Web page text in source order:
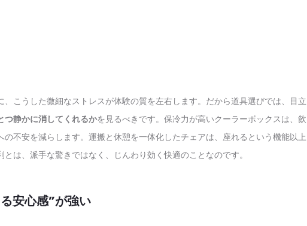
こうした微細なストレスが体験の質を左右します。だから道具選びでは、目立
つ静かに消してくれるかを見るべきです。保冷力が高いクーラーボックスは、飲
不安を減らします。運搬と休憩を一体化したチェアは、座れるという機能以上
は、派手な驚きではなく、じんわり効く快適のことなのです。
安心感”が強い